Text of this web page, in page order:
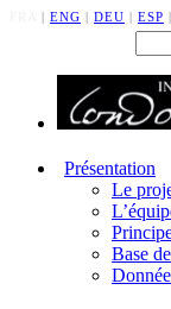
| ENG | DEU | ESP |
Présentation
Le
Base